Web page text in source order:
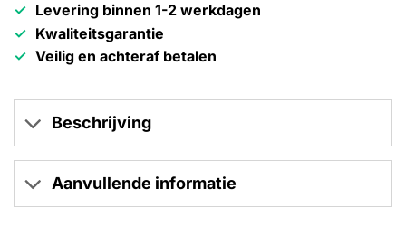
Levering binnen 1-2 werkdagen
Kwaliteitsgarantie
Veilig en achteraf betalen
Beschrijving
Aanvullende informatie